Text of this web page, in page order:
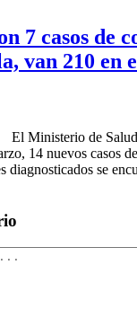
7 casos de
van 210 en
Ministerio de
14 nuevos casos
diagnosticados se